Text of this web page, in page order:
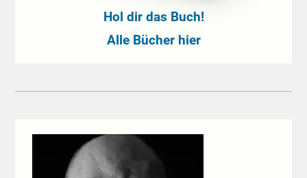
Hol dir das Buch!
Alle Bücher hier